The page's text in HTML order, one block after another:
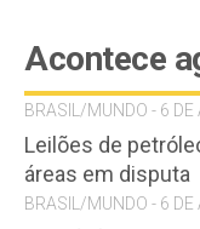
Acontece
BRASIL/MUNDO - 6
Leilões de
áreas em disputa
BRASIL/MUNDO - 6